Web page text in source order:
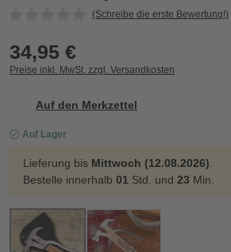
(Schreibe die erste Bewertung!)
34,95 €
Preise inkl. MwSt. zzgl. Versandkosten
Auf den Merkzettel
Auf Lager
Lieferung bis Mittwoch (12.08.2026).
Bestelle innerhalb 01 Std. und 23 Min.